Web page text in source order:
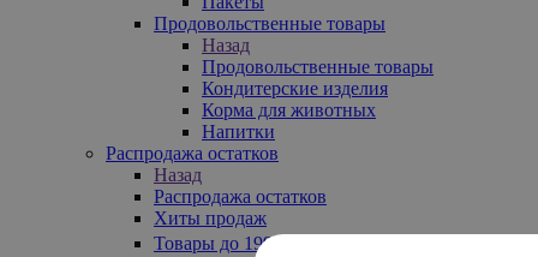
Продовольственные товары
Назад
Продовольственные товары
Кондитерские изделия
Корма для животных
Напитки
Распродажа остатков
Назад
Распродажа остатков
Хиты продаж
Товары до 199₽